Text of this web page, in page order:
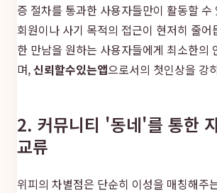
증 절차를 통과한 사용자들만이 활동할 수
회원이나 사기 목적의 접근이 현저히 줄어
한 만남을 원하는 사용자들에게 최소한의
며,신뢰할수있는앱으로서의 첫인상을 강
2. 커뮤니티 '동네'를 통한
교류
위피의 차별점은 단순히 이성을 매칭해주